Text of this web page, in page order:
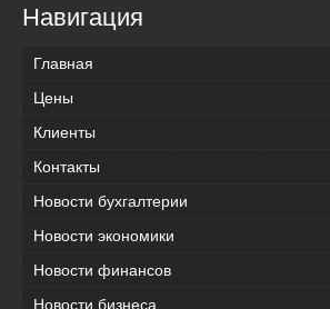
Навигация
Главная
Цены
Клиенты
Контакты
Новости бухгалтерии
Новости экономики
Новости финансов
Новости бизнеса